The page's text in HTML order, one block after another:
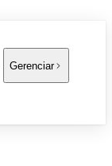
Gerenciar